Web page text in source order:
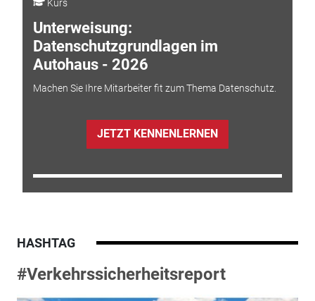
Kurs
Unterweisung:
Datenschutzgrundlagen im
Autohaus - 2026
Machen Sie Ihre Mitarbeiter fit zum Thema Datenschutz.
JETZT KENNENLERNEN
HASHTAG
#Verkehrssicherheitsreport